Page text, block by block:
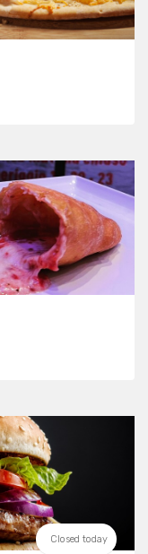
Closed today